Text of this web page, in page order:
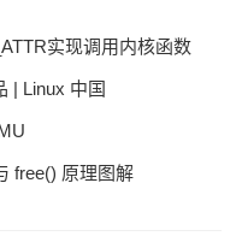
实现调用内核函数
| Linux 中国
free() 原理图解